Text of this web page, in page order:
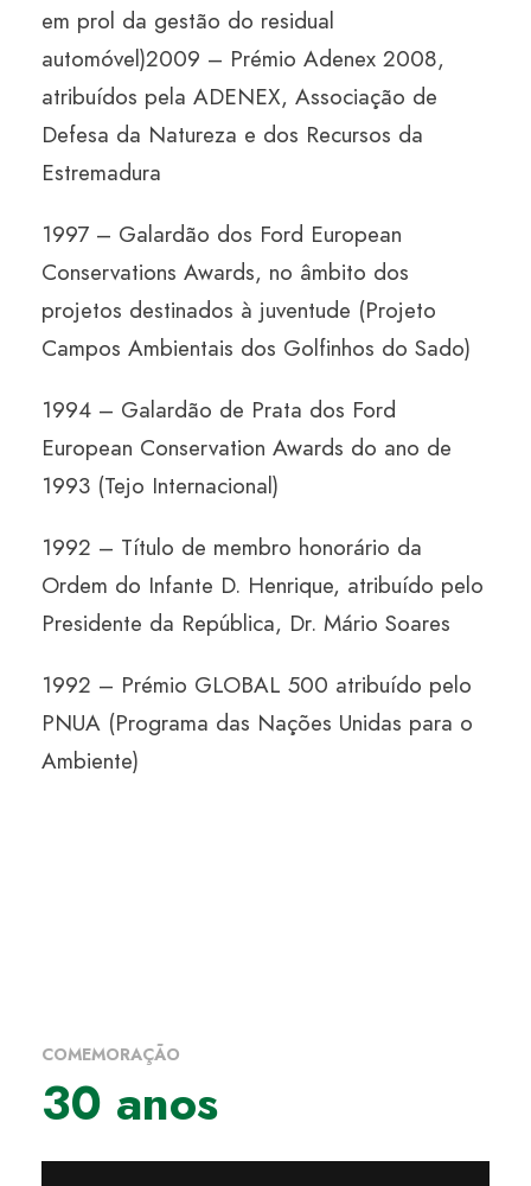
em prol da gestão do residual
automóvel)2009 – Prémio Adenex 2008,
atribuídos pela ADENEX, Associação de
Defesa da Natureza e dos Recursos da
Estremadura
1997 – Galardão dos Ford European
Conservations Awards, no âmbito dos
projetos destinados à juventude (Projeto
Campos Ambientais dos Golfinhos do Sado)
1994 – Galardão de Prata dos Ford
European Conservation Awards do ano de
1993 (Tejo Internacional)
1992 – Título de membro honorário da
Ordem do Infante D. Henrique, atribuído pelo
Presidente da República, Dr. Mário Soares
1992 – Prémio GLOBAL 500 atribuído pelo
PNUA (Programa das Nações Unidas para o
Ambiente)
COMEMORAÇÃO
30 anos